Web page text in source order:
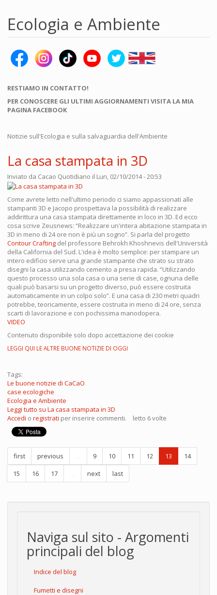
Ecologia e Ambiente
RESTIAMO IN CONTATTO!
PER CONOSCERE GLI ULTIMI AGGIORNAMENTI VISITA LA MIA
PAGINA FACEBOOK
Notizie sull'Ecologia e sulla salvaguardia dell'Ambiente
La casa stampata in 3D
Inviato da Cacao Quotidiano il Lun, 02/10/2014 - 20:53
Come avrete letto nell'ultimo periodo ci siamo appassionati alle
stampanti 3D e Jacopo prospettava la possibilità di realizzare
addirittura una casa stampata direttamente in loco in 3D. Ed ecco
cosa scrive Zeusnews: “Realizzare un'intera abitazione stampata in
3D in meno di 24 ore non è più un sogno”. Si parla del progetto
Contour Crafting del professore Behrokh Khoshnevis dell'Università
della California del Sud. L'idea è molto semplice: per stampare un
intero edificio serve una grande stampante che strato su strato
disegni la casa utilizzando cemento a presa rapida. “Utilizzando
questo processo una sola casa o una serie di case, ognuna delle
quali può basarsi su un progetto diverso, può essere costruita
automaticamente in un colpo solo”. E una casa di 230 metri quadri
potrebbe, teoricamente, essere costruita in meno di 24 ore, senza
scarti di lavorazione e con pochissima manodopera.
VIDEO
Contenuto disponibile solo dopo accettazione dei cookie
LEGGI QUI LE ALTRE BUONE NOTIZIE DI OGGI
Tags:
Le buone notizie di CaCaO
case ecologiche
Ecologia e Ambiente
Leggi tutto su La casa stampata in 3D
Accedi o registrati per inserire commenti. letto 6 volte
first previous 9 10 11 12 13
14
15
16 17 next last
Naviga sul sito - Argomenti
principali del blog
Indice del blog
Fumetti e disegni